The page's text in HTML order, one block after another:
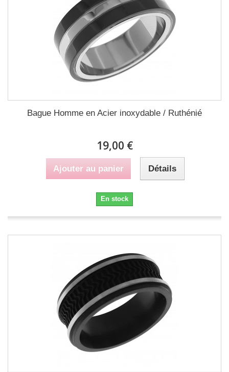
Bague Homme en Acier inoxydable / Ruthénié
19,00 €
Ajouter au panier Détails
En stock